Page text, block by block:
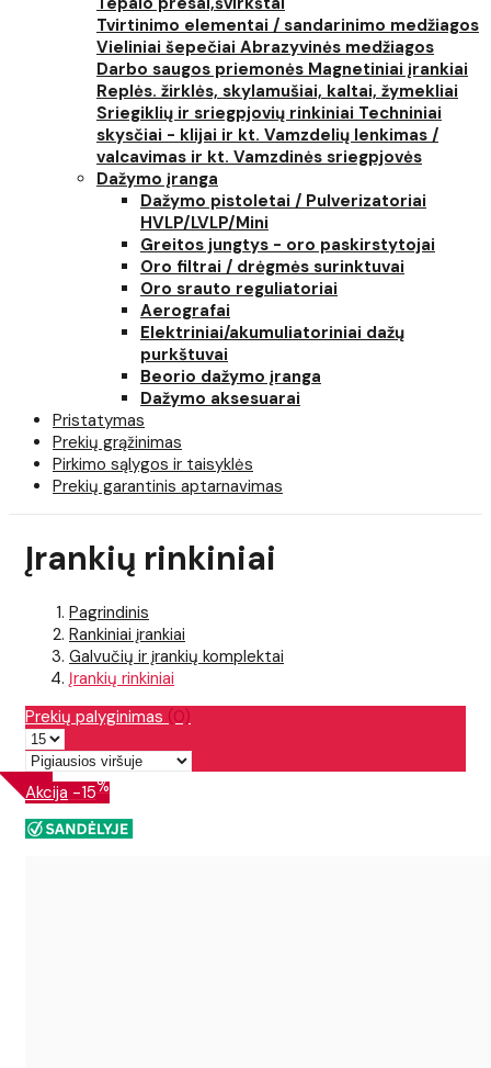
Tvirtinimo elementai / sandarinimo medžiagos
Vieliniai šepečiai Abrazyvinės medžiagos
Darbo saugos priemonės Magnetiniai įrankiai
Replės. žirklės, skylamušiai, kaltai, žymekliai
Sriegiklių ir sriegpjovių rinkiniai Techniniai
skysčiai - klijai ir kt. Vamzdelių lenkimas /
valcavimas ir kt. Vamzdinės sriegpjovės
Dažymo įranga
Dažymo pistoletai / Pulverizatoriai
HVLP/LVLP/Mini
Greitos jungtys - oro paskirstytojai
Oro filtrai / drėgmės surinktuvai
Oro srauto reguliatoriai
Aerografai
Elektriniai/akumuliatoriniai dažų
purkštuvai
Beorio dažymo įranga
Dažymo aksesuarai
Pristatymas
Prekių grąžinimas
Pirkimo sąlygos ir taisyklės
Prekių garantinis aptarnavimas
Įrankių rinkiniai
Pagrindinis
Rankiniai įrankiai
Galvučių ir įrankių komplektai
Įrankių rinkiniai
Prekių palyginimas (0)
Akcija -15%